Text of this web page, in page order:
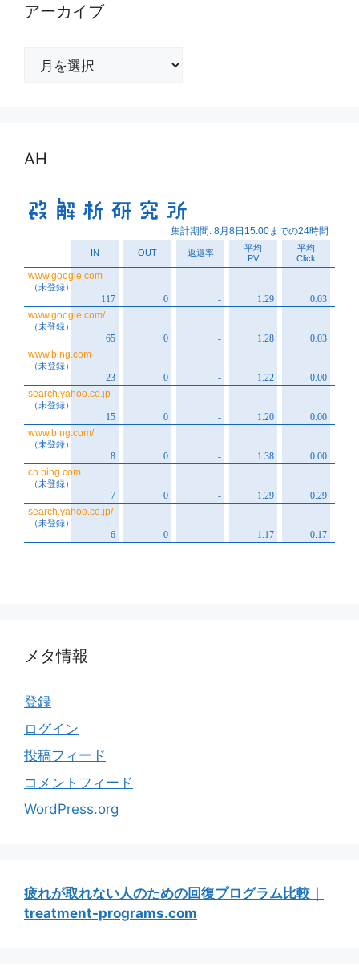
アーカイブ
AH
メタ情報
登録
ログイン
投稿フィード
コメントフィード
WordPress.org
疲れが取れない人のための回復プログラム比較｜
treatment-programs.com